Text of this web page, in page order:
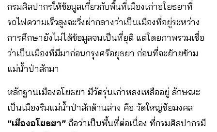
กรมศิลปากรให้ข้อมูลเกี่ยวกับพื้นที่เมืองเก่าอโยธยาที่
รถไฟความเร็วสูงจะวิ่งผ่ากลางว่าเป็นเมืองที่อยู่ระหว่าง
การศึกษายังไม่ได้ข้อมูลจนเป็นที่ยุติ แต่โดยภาพรวมเชื่อ
ว่าเป็นเมืองที่มีมาก่อนกรุงศรีอยุธยา ก่อนที่จะย้ายข้าม
แม่น้ำป่าสักมา
หลักฐานเมืองอโยธยา มีวัดรุ่นเก่าหลงเหลืออยู่ ลักษณะ
เป็นเมืองริมแม่น้ำป่าสักด้านล่าง คือ วัดใหญ่ชัยมงคล
“เมืองอโยธยา” ถือว่าเป็นพื้นที่ต่อเนื่อง ที่กรมศิลปากรมี